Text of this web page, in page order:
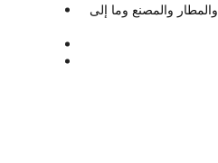
والمصنع وما إلى